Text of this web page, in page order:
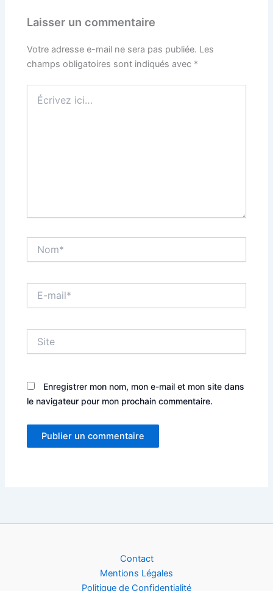
Laisser un commentaire
Votre adresse e-mail ne sera pas publiée. Les
champs obligatoires sont indiqués avec *
ici…
mail*
Enregistrer mon nom, mon e-mail et mon site dans
le navigateur pour mon prochain commentaire.
Contact
Mentions Légales
Politique de Confidentialité